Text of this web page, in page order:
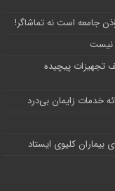
جامعه است نه تماشاگر!
نیست
تجهیزات پیچیده
کلیوی ایستاد